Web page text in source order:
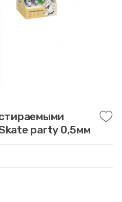
party 0,5мм